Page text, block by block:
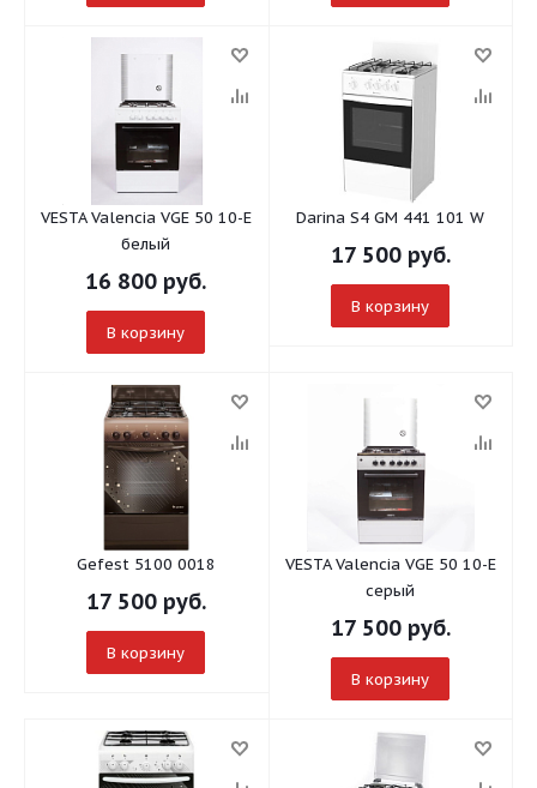
VESTA Valencia VGE 50 10-E
белый
16 800 руб.
В корзину
Darina S4 GM 441 101 W
17 500руб.
В корзину
Gefest 5100 0018
17 500руб.
В корзину
VESTA Valencia VGE 50 10-E
серый
17 500руб.
В корзину